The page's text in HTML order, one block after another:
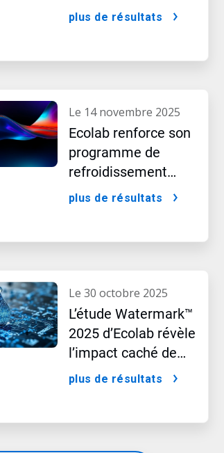
leadership dans le
plus de résultats
le 14 novembre 2025
Ecolab renforce son
programme de
refroidissement
intégré pour les
plus de résultats
le 30 octobre 2025
L’étude Watermark™
2025 d’Ecolab révèle
l’impact caché de
l’intelligence
plus de résultats